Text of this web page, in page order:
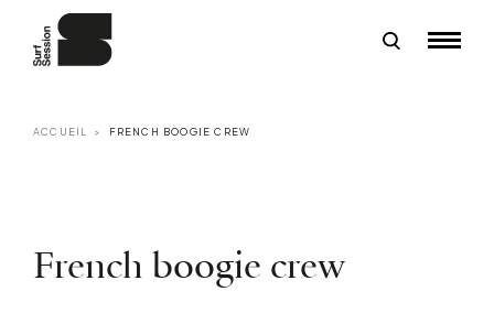
ACCUEIL FRENCH BOOGIE CREW
French boogie crew